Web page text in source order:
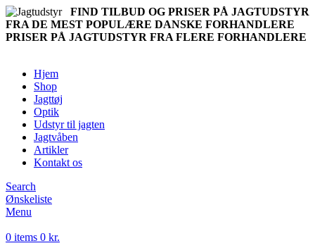
FIND TILBUD OG PRISER PÅ JAGTUDSTYR
FRA DE MEST POPULÆRE DANSKE FORHANDLERE
PRISER PÅ JAGTUDSTYR FRA FLERE FORHANDLERE
Hjem
Shop
Jagttøj
Optik
Udstyr til jagten
Jagtvåben
Artikler
Kontakt os
Search
Ønskeliste
Menu
0 items 0 kr.